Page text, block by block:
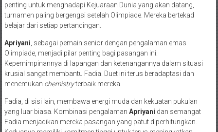
penting untuk menghadapi Kejuaraan Dunia yang akan datang,
turnamen paling bergengsi setelah Olimpiade. Mereka bertekad
belajar dari setiap pertandingan.
Apriyani , sebagai pemain senior dengan pengalaman emas
Olimpiade, menjadi pilar penting bagi pasangan ini.
Kepemimpinannya di lapangan dan ketenangannya dalam situasi
krusial sangat membantu Fadia. Duet ini terus beradaptasi dan
menemukan chemistryterbaik mereka.
Fadia, di sisi lain, membawa energi muda dan kekuatan pukulan
yang luar biasa. Kombinasi pengalaman Apriyani dan semangat
Fadia menjadikan mereka pasangan yang patut diperhitungkan.